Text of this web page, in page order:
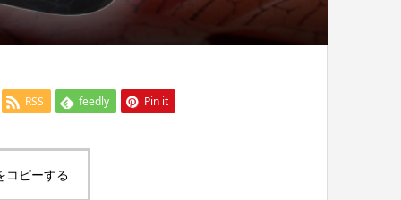
RSS feedly Pin it
コピーする